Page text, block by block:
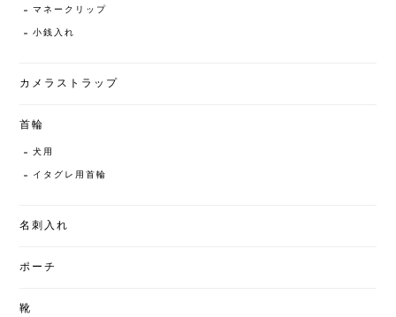
マネークリップ
小銭入れ
カメラストラップ
首輪
犬用
イタグレ用首輪
名刺入れ
ポーチ
靴